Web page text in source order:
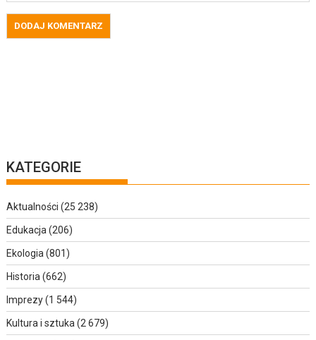
KATEGORIE
Aktualności (25 238)
Edukacja(206)
Ekologia(801)
Historia(662)
Imprezy(1 544)
Kultura i sztuka(2 679)